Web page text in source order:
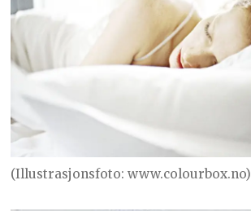
(Illustrasjonsfoto: www.colourbox.no)